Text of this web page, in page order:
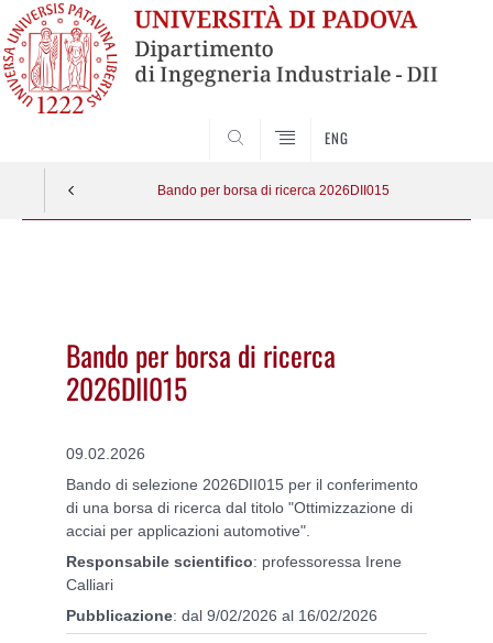
ENG
Bando per borsa di ricerca 2026DII015
Bando per borsa di ricerca
2026DII015
09.02.2026
Bando di selezione 2026DII015 per il conferimento
di una borsa di ricerca dal titolo "Ottimizzazione di
acciai per applicazioni automotive".
Responsabile scientifico: professoressa Irene
Calliari
Pubblicazione: dal 9/02/2026 al 16/02/2026